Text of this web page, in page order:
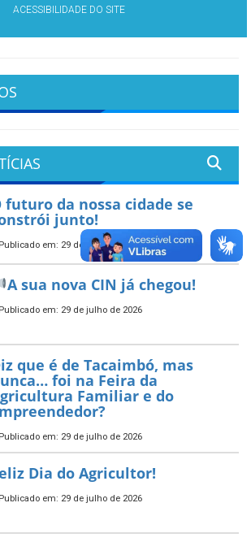
ACESSIBILIDADE DO SITE
futuro da nossa cidade se
junto!
Publicado em: 29 de julho de 2026
A sua nova CIN já chegou!
Publicado em: 29 de julho de 2026
que é de Tacaimbó, mas
foi na Feira da
Familiar e do
Publicado em: 29 de julho de 2026
Dia do Agricultor!
Publicado em: 29 de julho de 2026